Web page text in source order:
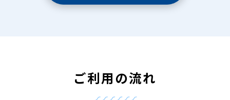
ご利用の流れ